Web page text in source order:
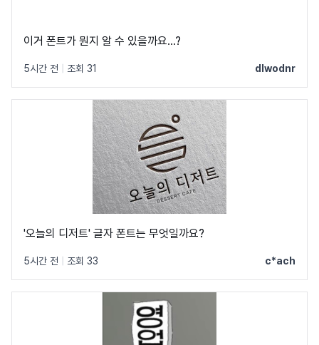
이거 폰트가 뭔지 알 수 있을까요...?
5시간 전 조회 31 dlwodnr
'오늘의 디저트' 글자 폰트는 무엇일까요?
5시간 전 조회 33 c*ach